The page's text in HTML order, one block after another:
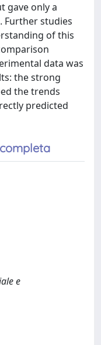
gave only a
studies
of this
data was
the strong
the trends
predicted
e